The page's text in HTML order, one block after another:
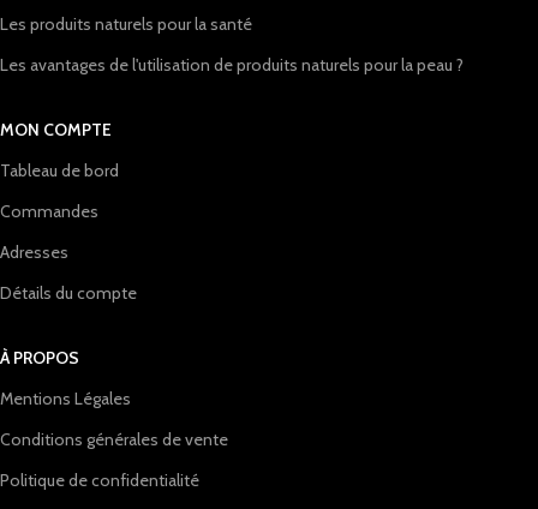
Les produits naturels pour la santé
Les avantages de l'utilisation de produits naturels pour la peau ?
MON COMPTE
Tableau de bord
Commandes
Adresses
Détails du compte
À PROPOS
Mentions Légales
Conditions générales de vente
Politique de confidentialité